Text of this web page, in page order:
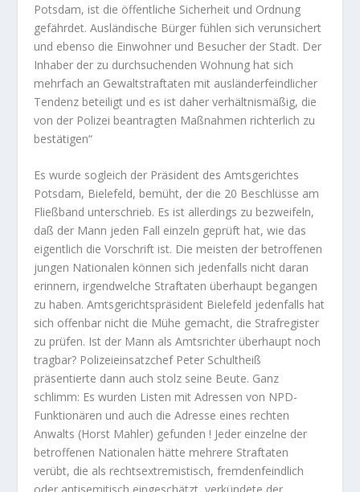
Potsdam, ist die öffentliche Sicherheit und Ordnung
gefährdet. Ausländische Bürger fühlen sich verunsichert
und ebenso die Einwohner und Besucher der Stadt. Der
Inhaber der zu durchsuchenden Wohnung hat sich
mehrfach an Gewaltstraftaten mit ausländerfeindlicher
Tendenz beteiligt und es ist daher verhältnismäßig, die
von der Polizei beantragten Maßnahmen richterlich zu
bestätigen“
Es wurde sogleich der Präsident des Amtsgerichtes
Potsdam, Bielefeld, bemüht, der die 20 Beschlüsse am
Fließband unterschrieb. Es ist allerdings zu bezweifeln,
daß der Mann jeden Fall einzeln geprüft hat, wie das
eigentlich die Vorschrift ist. Die meisten der betroffenen
jungen Nationalen können sich jedenfalls nicht daran
erinnern, irgendwelche Straftaten überhaupt begangen
zu haben. Amtsgerichtspräsident Bielefeld jedenfalls hat
sich offenbar nicht die Mühe gemacht, die Strafregister
zu prüfen. Ist der Mann als Amtsrichter überhaupt noch
tragbar? Polizeieinsatzchef Peter Schultheiß
präsentierte dann auch stolz seine Beute. Ganz
schlimm: Es wurden Listen mit Adressen von NPD-
Funktionären und auch die Adresse eines rechten
Anwalts (Horst Mahler) gefunden ! Jeder einzelne der
betroffenen Nationalen hätte mehrere Straftaten
verübt, die als rechtsextremistisch, fremdenfeindlich